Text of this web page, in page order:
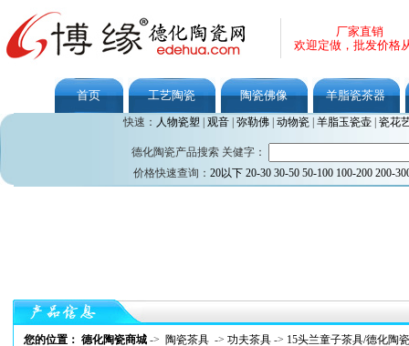
厂家直销
欢迎定做，批发价格
首页 工艺陶瓷 陶瓷佛像 羊脂瓷茶器
快速： 人物瓷塑 观音| 弥勒佛| 动物瓷| 羊脂玉瓷壶| 瓷花
德化陶瓷产品搜索 关健字：
价格快速查询： 20以下 20-30 30-50 50-100 100-200 200-
您的位置： 德化陶瓷商城 -> 陶瓷茶具 -> 功夫茶具 -> 15头兰童子茶具/德化陶